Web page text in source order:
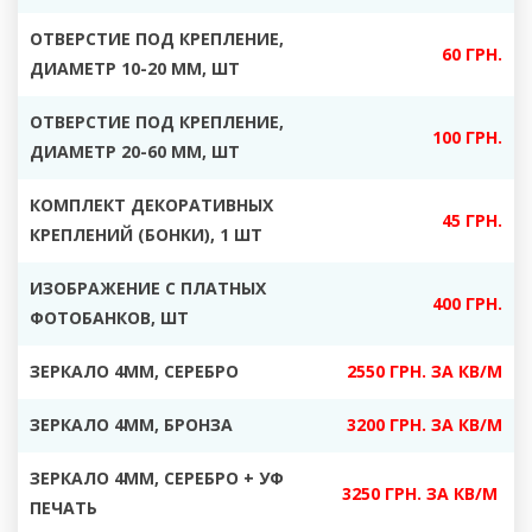
ОТВЕРСТИЕ ПОД КРЕПЛЕНИЕ,
ДИАМЕТР 10-20 ММ, ШТ
60 ГРН.
ОТВЕРСТИЕ ПОД КРЕПЛЕНИЕ,
ДИАМЕТР 20-60 ММ, ШТ
100 ГРН.
КОМПЛЕКТ ДЕКОРАТИВНЫХ
КРЕПЛЕНИЙ (БОНКИ), 1 ШТ
45 ГРН.
ИЗОБРАЖЕНИЕ С ПЛАТНЫХ
ФОТОБАНКОВ, ШТ
400 ГРН.
ЗЕРКАЛО 4ММ, СЕРЕБРО 2550 ГРН. ЗА КВ/М
ЗЕРКАЛО 4ММ, БРОНЗА 3200 ГРН. ЗА КВ/М
ЗЕРКАЛО 4ММ, СЕРЕБРО + УФ
ПЕЧАТЬ
3250 ГРН. ЗА КВ/М